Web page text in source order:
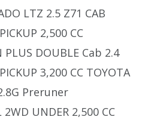
LTZ 2.5 Z71 CAB
2,500 CC
DOUBLE Cab 2.4
3,200 CC TOYOTA
Preruner
2WD UNDER 2,500 CC